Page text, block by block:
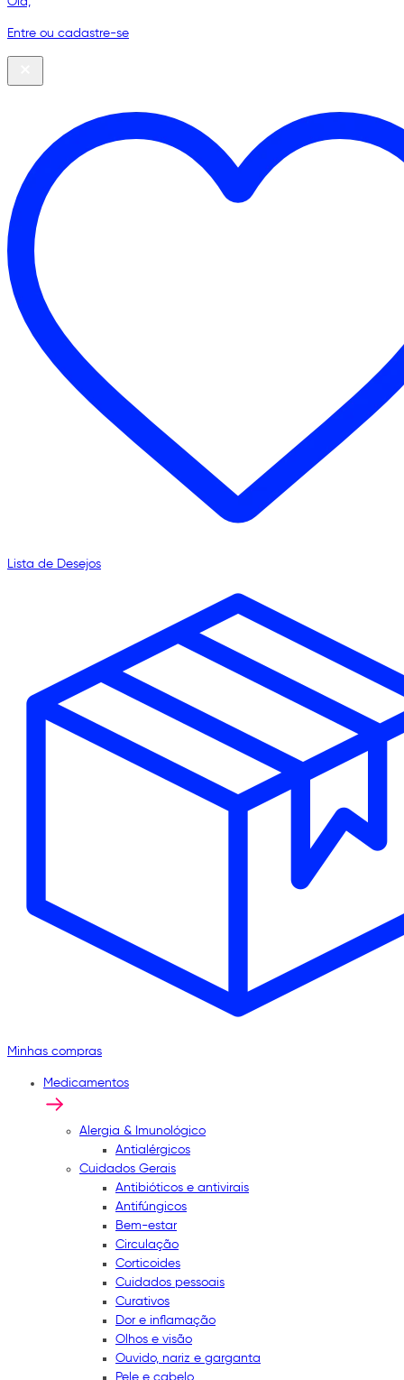
Entre ou cadastre-se
Lista de Desejos
Minhas compras
Medicamentos
Alergia & Imunológico
Antialérgicos
Cuidados Gerais
Antibióticos e antivirais
Antifúngicos
Bem-estar
Circulação
Corticoides
Cuidados pessoais
Curativos
Dor e inflamação
Olhos e visão
Ouvido, nariz e garganta
Pele e cabelo